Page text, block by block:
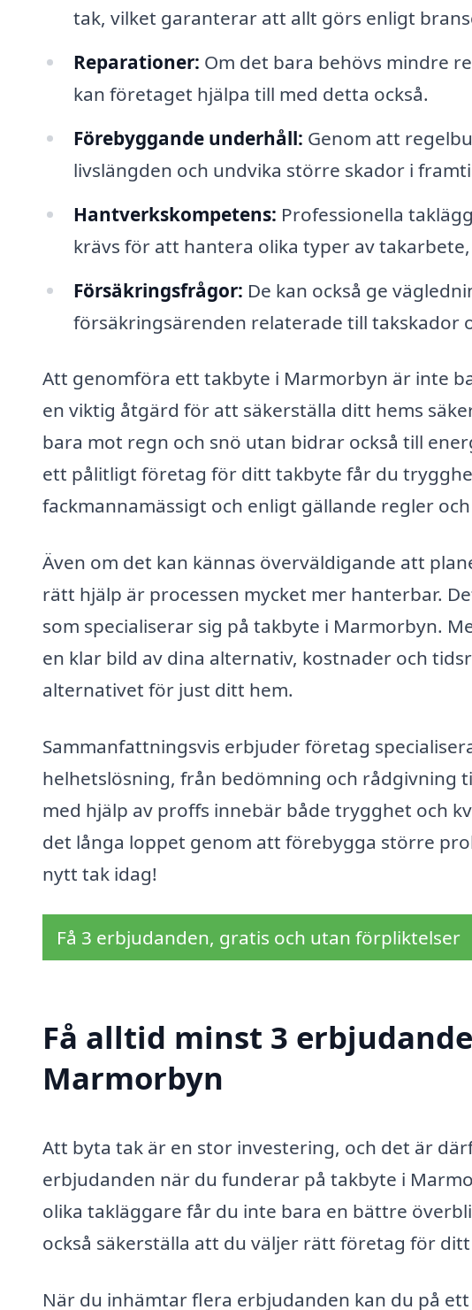
tak, vilket garanterar att allt görs enligt
Reparationer: Om det bara behövs mindre
kan företaget hjälpa till med detta också.
Förebyggande underhåll: Genom att
livslängden och undvika större skador i
Hantverkskompetens: Professionella
krävs för att hantera olika typer av
Försäkringsfrågor: De kan också ge
försäkringsärenden relaterade till takskador
Att genomföra ett takbyte i Marmorbyn är inte
en viktig åtgärd för att säkerställa ditt hems
bara mot regn och snö utan bidrar också till
ett pålitligt företag för ditt takbyte får du
fackmannamässigt och enligt gällande regler
Även om det kan kännas överväldigande att
rätt hjälp är processen mycket mer hanterbar.
som specialiserar sig på takbyte i Marmorbyn.
en klar bild av dina alternativ, kostnader och
alternativet för just ditt hem.
Sammanfattningsvis erbjuder företag
helhetslösning, från bedömning och rådgivning
med hjälp av proffs innebär både trygghet och
det långa loppet genom att förebygga större
nytt tak idag!
Få 3 erbjudanden, gratis och utan förpliktelser
Få alltid minst 3
Marmorbyn
Att byta tak är en stor investering, och det är
erbjudanden när du funderar på takbyte i
olika takläggare får du inte bara en bättre
också säkerställa att du väljer rätt företag för
När du inhämtar flera erbjudanden kan du på